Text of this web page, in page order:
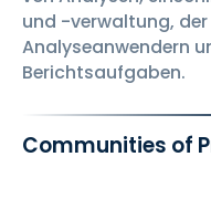
und -verwaltung,
Analyseanwendern
Berichtsaufgaben.
Communities of